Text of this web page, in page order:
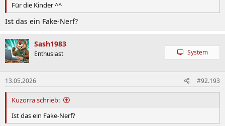
Für die Kinder ^^
Ist das ein Fake-Nerf?
Sash1983
Enthusiast System
13.05.2026 #92.193
Kuzorra schrieb:
Ist das ein Fake-Nerf?